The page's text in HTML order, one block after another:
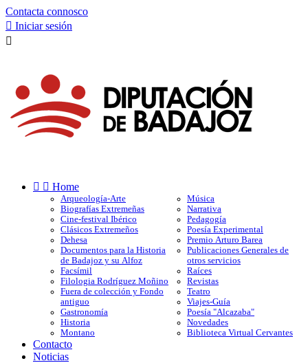
Contacta connosco
 Iniciar sesión

  Home
Arqueología-Arte
Biografías Extremeñas
Cine-festival Ibérico
Clásicos Extremeños
Dehesa
Documentos para la Historia
de Badajoz y su Alfoz
Facsímil
Filologia Rodríguez Moñino
Fuera de colección y Fondo
antiguo
Gastronomía
Historia
Montano
Música
Narrativa
Pedagogía
Poesía Experimental
Premio Arturo Barea
Publicaciones Generales de
otros servicios
Raíces
Revistas
Teatro
Viajes-Guía
Poesía "Alcazaba"
Novedades
Biblioteca Virtual Cervantes
Contacto
Noticias